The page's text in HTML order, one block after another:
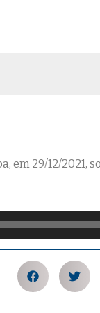
em 29/12/2021,